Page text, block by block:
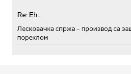
Re: Eh...
Лесковачка спржа – производ са
пореклом